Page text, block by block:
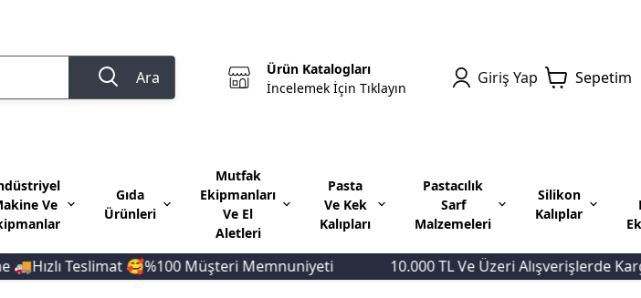
Ara
Ürün Katalogları
İncelemek İçin Tıklayın
Giriş Yap Sepetim
Ve
Gıda
Ürünleri
Mutfak
Ekipmanları
Ve El
Aletleri
Pasta
Ve Kek
Kalıpları
Pastacılık
Sarf
Malzemeleri
Silikon
Kalıplar
Teslimat 🥰%100 Müşteri Memnuniyeti 10.000 TL Ve Üzeri Alışverişlerde Kargo